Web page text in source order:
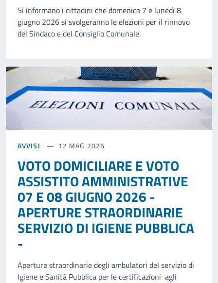
Si informano i cittadini che domenica 7 e lunedì 8
giugno 2026 si svolgeranno le elezioni per il rinnovo
del Sindaco e del Consiglio Comunale.
AVVISI 12 MAG 2026
VOTO DOMICILIARE E VOTO
ASSISTITO AMMINISTRATIVE
07 E 08 GIUGNO 2026 -
APERTURE STRAORDINARIE
SERVIZIO DI IGIENE PUBBLICA
-
Aperture straordinarie degli ambulatori del servizio di
Igiene e Sanità Pubblica per le certificazioni agli